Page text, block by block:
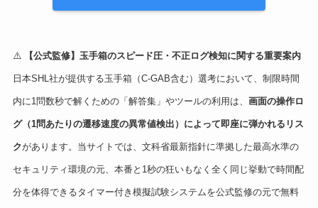
⚠️ 【公式監修】玉手箱のスピード圧・不正ログ検知に関する重要案内
日本SHL社が提供する玉手箱（C-GAB含む）選考において、制限時間
内に1問数秒で解くための「解答集」やツールの利用は、 画面の操作ロ
グ（1問あたりの遷移速度の異常値検出）によって即座に弾かれるリス
クがあります。当サイトでは、文科省最新指針に準拠した最高水準の
セキュリティ環境の元、本番と1秒の狂いもなく全く同じ挙動で時間配
分を体得できるタイマー付き模擬試験システムを公式監修の元で無料